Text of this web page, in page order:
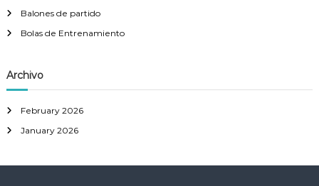
Balones de partido
Bolas de Entrenamiento
Archivo
February 2026
January 2026